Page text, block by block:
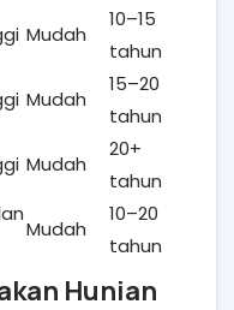
Mudah
10–15
tahun
Mudah
15–20
tahun
Mudah
20+
tahun
Mudah
10–20
tahun
Hunian